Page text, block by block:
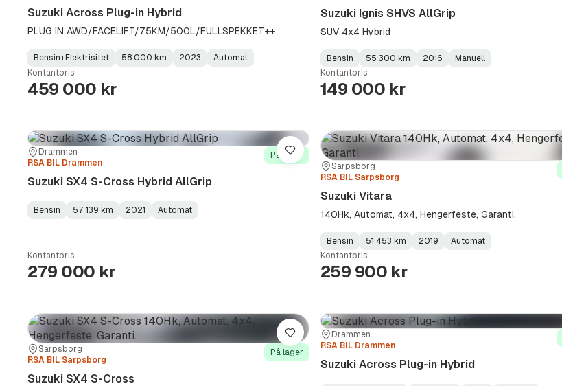
Suzuki Across Plug-in Hybrid
PLUG IN AWD/FACELIFT/75KM/500L/FULLSPEKKET++
Fuel
Type:
Bensin+Elektrisitet
Kilometerstand: 58 000 km
Model
Year:
2023
Gearbox
Type:
Automat
Kontantpris
459 000 kr
Suzuki Ignis SHVS AllGrip
SUV 4x4 Hybrid
Fuel
Type:
Bensin
Kilometerstand:
55 300 km
Model
Year:
2016
Gearbox
Type:
Manuell
Kontantpris
149 000 kr
Sted:
Drammen
Forhandler:
RSA BIL Drammen
På lager
Suzuki SX4 S-Cross Hybrid AllGrip
Fuel
Bensin
Kilometerstand:
57 139 km
Model
2021
Gearbox
Automat
Kontantpris
279 000 kr
Lagre
Sted:
Sarpsborg
Forhandler:
RSA BIL Sarpsborg
Suzuki Vitara
140Hk, Automat, 4x4, Hengerfeste, Garanti.
Fuel
Type:
Bensin
Kilometerstand:
51 453 km
Model
Year:
2019
Gearbox
Type:
Automat
Kontantpris
259 900 kr
Sted:
Sarpsborg
Forhandler:
RSA BIL Sarpsborg
På lager
Suzuki SX4 S-Cross
Lagre Sted:
Drammen
Forhandler:
RSA BIL Drammen
Suzuki Across Plug-in Hybrid